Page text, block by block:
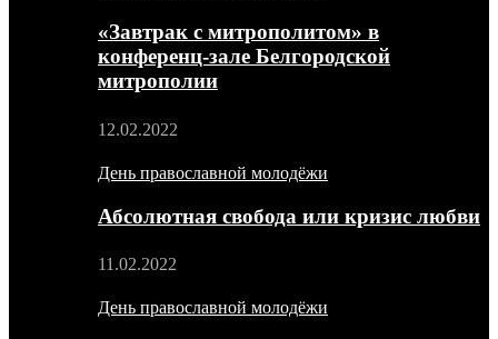
«Завтрак с митрополитом» в
конференц-зале Белгородской
митрополии
12.02.2022
День православной молодёжи
Абсолютная свобода или кризис любви
11.02.2022
День православной молодёжи